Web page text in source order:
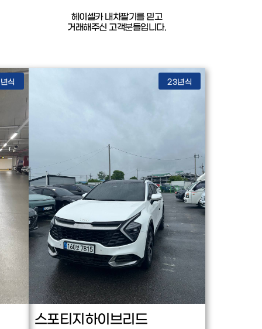
헤이셀카 내차팔기를 믿고
거래해주신 고객분들입니다.
식 23년식
스포티지하이브리드